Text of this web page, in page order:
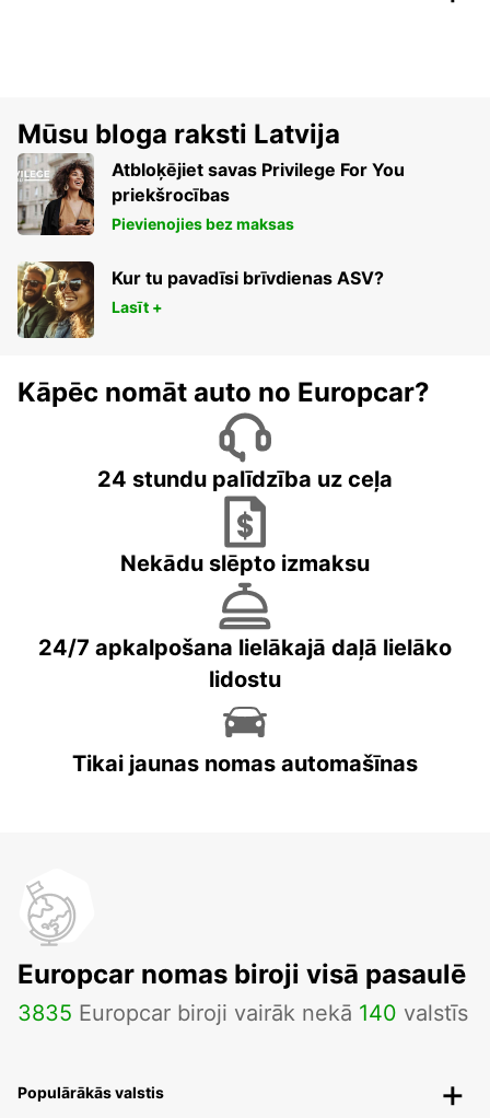
Mūsu bloga raksti Latvija
Atbloķējiet savas Privilege For You
priekšrocības
Pievienojies bez maksas
Kur tu pavadīsi brīvdienas ASV?
Lasīt +
Kāpēc nomāt auto no Europcar?
24 stundu palīdzība uz ceļa
Nekādu slēpto izmaksu
24/7 apkalpošana lielākajā daļā lielāko
lidostu
Tikai jaunas nomas automašīnas
Europcar nomas biroji visā pasaulē
3835 Europcar biroji vairāk nekā 140 valstīs
Populārākās valstis